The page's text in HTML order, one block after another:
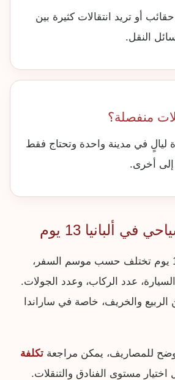
أو تريد انتقالات كثيرة بين
النقل.
منفصلة؟
ليالٍ في مدينة واحدة وتحتاج فقط
إلى أخرى.
في ألبانيا 13 يوم
تكلفة برنامج ألبانيا 13 يوم تختلف حسب موسم السفر،
عدد الركاب، وعدد الجولات.
والخريف، خاصة في ساراندا
أوضح للمصاريف، يمكن مراجعة تكلفة
اختيار مستوى الفنادق والتنقلات.